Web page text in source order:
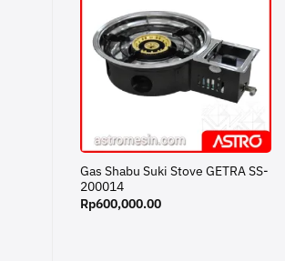
Gas Shabu Suki Stove GETRA SS-
200014
Rp600,000.00